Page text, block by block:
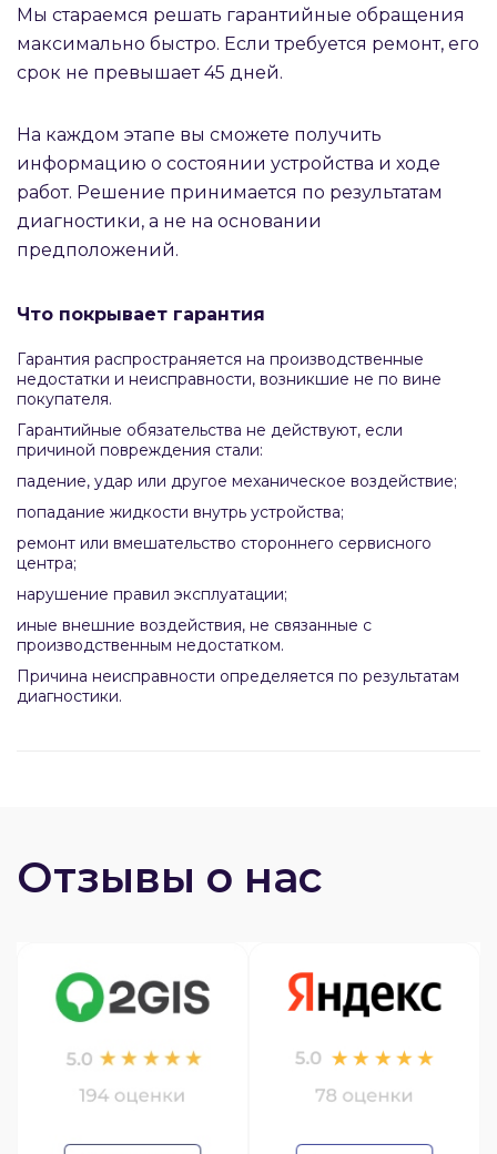
Мы стараемся решать гарантийные обращения
максимально быстро. Если требуется ремонт, его
срок не превышает 45 дней.
На каждом этапе вы сможете получить
информацию о состоянии устройства и ходе
работ. Решение принимается по результатам
диагностики, а не на основании
предположений.
Что покрывает гарантия
Гарантия распространяется на производственные
недостатки и неисправности, возникшие не по вине
покупателя.
Гарантийные обязательства не действуют, если
причиной повреждения стали:
падение, удар или другое механическое воздействие;
попадание жидкости внутрь устройства;
ремонт или вмешательство стороннего сервисного
центра;
нарушение правил эксплуатации;
иные внешние воздействия, не связанные с
производственным недостатком.
Причина неисправности определяется по результатам
диагностики.
Отзывы о нас